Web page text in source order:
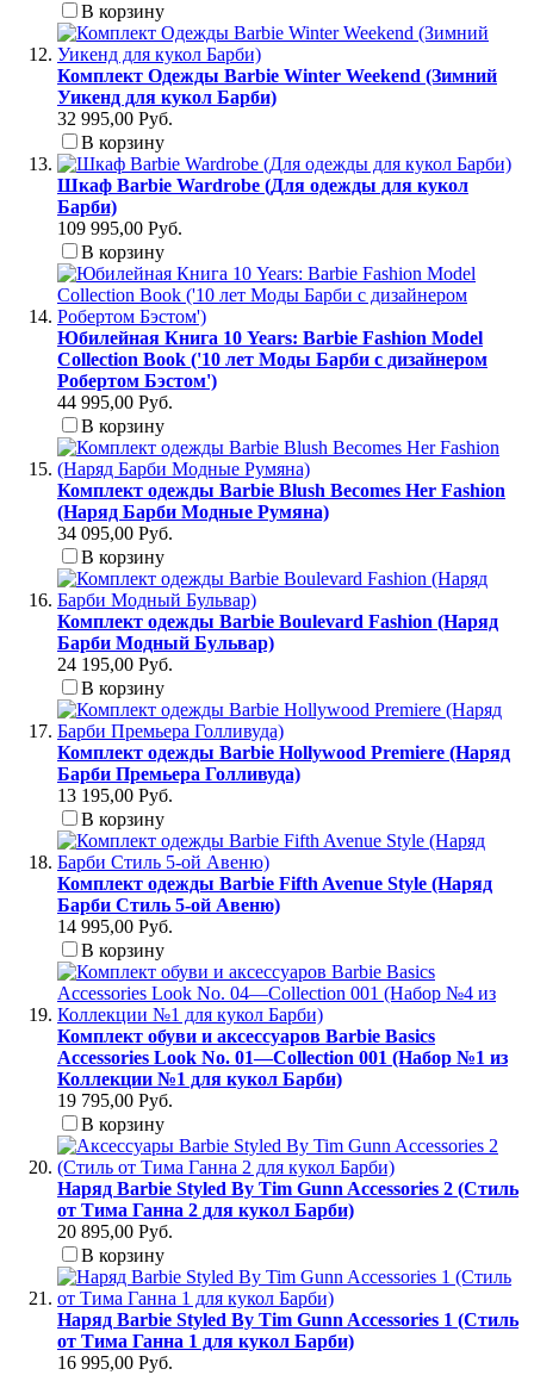
В корзину
Комплект Одежды Barbie Winter Weekend (Зимний
Уикенд для кукол Барби)
32 995,00 Руб.
В корзину
Шкаф Barbie Wardrobe (Для одежды для кукол
Барби)
109 995,00 Руб.
В корзину
Юбилейная Книга 10 Years: Barbie Fashion Model
Collection Book ('10 лет Моды Барби с дизайнером
Робертом Бэстом')
44 995,00 Руб.
В корзину
Комплект одежды Barbie Blush Becomes Her Fashion
(Наряд Барби Модные Румяна)
34 095,00 Руб.
В корзину
Комплект одежды Barbie Boulevard Fashion (Наряд
Барби Модный Бульвар)
24 195,00 Руб.
В корзину
Комплект одежды Barbie Hollywood Premiere (Наряд
Барби Премьера Голливуда)
13 195,00 Руб.
В корзину
Комплект одежды Barbie Fifth Avenue Style (Наряд
Барби Стиль 5-ой Авеню)
14 995,00 Руб.
В корзину
Комплект обуви и аксессуаров Barbie Basics
Accessories Look No. 01—Collection 001 (Набор №1 из
Коллекции №1 для кукол Барби)
19 795,00 Руб.
В корзину
Наряд Barbie Styled By Tim Gunn Accessories 2 (Стиль
от Тима Ганна 2 для кукол Барби)
20 895,00 Руб.
В корзину
Наряд Barbie Styled By Tim Gunn Accessories 1 (Стиль
от Тима Ганна 1 для кукол Барби)
16 995,00 Руб.